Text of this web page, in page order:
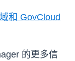
和 GovCloud
的更多信